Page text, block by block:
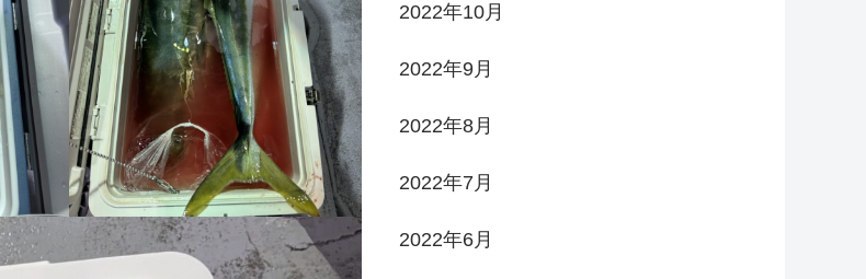
2022年10月
2022年9月
2022年8月
2022年7月
2022年6月